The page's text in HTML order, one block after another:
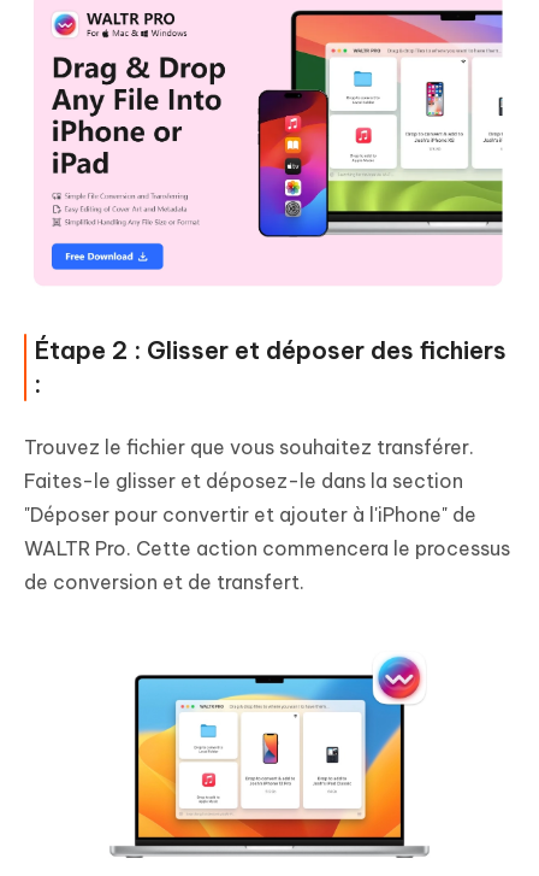
Étape 2 : Glisser et déposer des fichiers
:
Trouvez le fichier que vous souhaitez transférer.
Faites-le glisser et déposez-le dans la section
"Déposer pour convertir et ajouter à l'iPhone" de
WALTR Pro. Cette action commencera le processus
de conversion et de transfert.